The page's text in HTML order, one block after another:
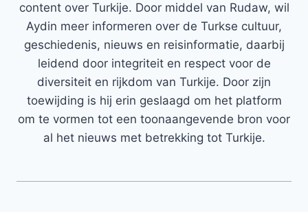
content over Turkije. Door middel van Rudaw, wil
Aydin meer informeren over de Turkse cultuur,
geschiedenis, nieuws en reisinformatie, daarbij
leidend door integriteit en respect voor de
diversiteit en rijkdom van Turkije. Door zijn
toewijding is hij erin geslaagd om het platform
om te vormen tot een toonaangevende bron voor
al het nieuws met betrekking tot Turkije.